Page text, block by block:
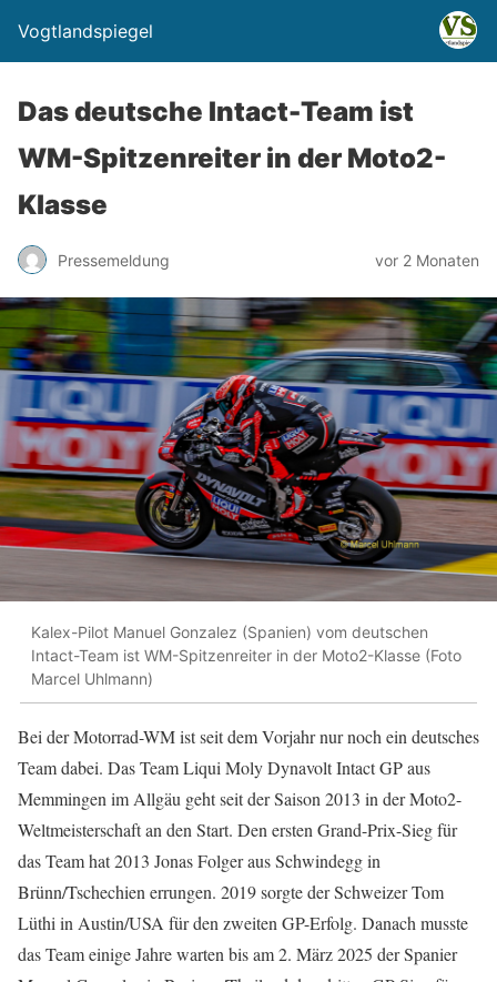
Vogtlandspiegel
Das deutsche Intact-Team ist
WM-Spitzenreiter in der Moto2-
Klasse
Pressemeldung vor 2 Monaten
Kalex-Pilot Manuel Gonzalez (Spanien) vom deutschen
Intact-Team ist WM-Spitzenreiter in der Moto2-Klasse (Foto
Marcel Uhlmann)
Bei der Motorrad-WM ist seit dem Vorjahr nur noch ein deutsches
Team dabei. Das Team Liqui Moly Dynavolt Intact GP aus
Memmingen im Allgäu geht seit der Saison 2013 in der Moto2-
Weltmeisterschaft an den Start. Den ersten Grand-Prix-Sieg für
das Team hat 2013 Jonas Folger aus Schwindegg in
Brünn/Tschechien errungen. 2019 sorgte der Schweizer Tom
Lüthi in Austin/USA für den zweiten GP-Erfolg. Danach musste
das Team einige Jahre warten bis am 2. März 2025 der Spanier